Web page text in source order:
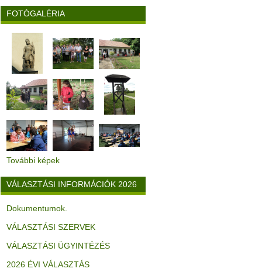
FOTÓGALÉRIA
További képek
VÁLASZTÁSI INFORMÁCIÓK 2026
Dokumentumok.
VÁLASZTÁSI SZERVEK
VÁLASZTÁSI ÜGYINTÉZÉS
2026 ÉVI VÁLASZTÁS